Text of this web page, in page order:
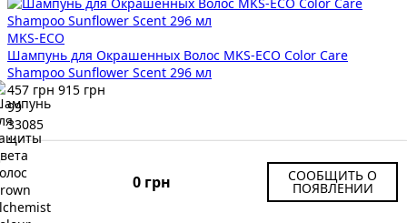
0 грн СООБЩИТЬ О
ПОЯВЛЕНИИ
MKS-ECO
Шампунь для Окрашенных Волос MKS-ECO Color Care
Shampoo Sunflower Scent 296 мл
457 грн 915 грн
99
33085
Купить
Шампунь для Нейтрализации Желтизны Björn Axén Cool
Silver Shampoo 250 мл
8
32483